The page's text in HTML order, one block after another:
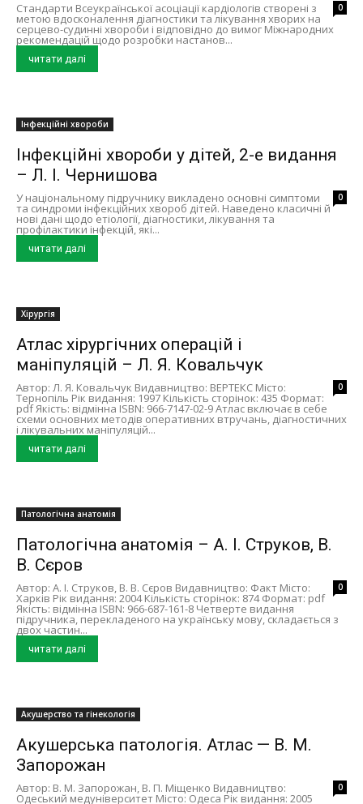
0
Стандарти Всеукраїнської асоціації кардіологів створені з
метою вдосконалення діагностики та лікування хворих на
серцево-судинні хвороби і відповідно до вимог Міжнародних
рекомендацій щодо розробки настанов...
читати далі
Інфекційні хвороби
Інфекційні хвороби у дітей, 2-е видання
– Л. І. Чернишова
0
У національному підручнику викладено основні симптоми
та синдроми інфекційних хвороб дітей. Наведено класичні й
нові дані щодо етіології, діагностики, лікування та
профілактики інфекцій, які...
читати далі
Хірургія
Атлас хірургічних операцій і
маніпуляцій – Л. Я. Ковальчук
0
Автор: Л. Я. Ковальчук Видавництво: ВЕРТЕКС Місто:
Тернопіль Рік видання: 1997 Кількість сторінок: 435 Формат:
pdf Якість: відмінна ISBN: 966-7147-02-9 Атлас включає в себе
схеми основних методів оперативних втручань, діагностичних
і лікувальних маніпуляцій...
читати далі
Патологічна анатомія
Патологічна анатомія – А. І. Струков, В.
В. Сєров
0
Автор: А. І. Струков, В. В. Сєров Видавництво: Факт Місто:
Харків Рік видання: 2004 Кількість сторінок: 874 Формат: pdf
Якість: відмінна ISBN: 966-687-161-8 Четверте видання
підручника, перекладеного на українську мову, складається з
двох частин...
читати далі
Акушерство та гінекологія
Акушерська патологія. Атлас — В. М.
Запорожан
0
Автор: В. М. Запорожан, В. П. Міщенко Видавництво:
Одеський медуніверситет Місто: Одеса Рік видання: 2005